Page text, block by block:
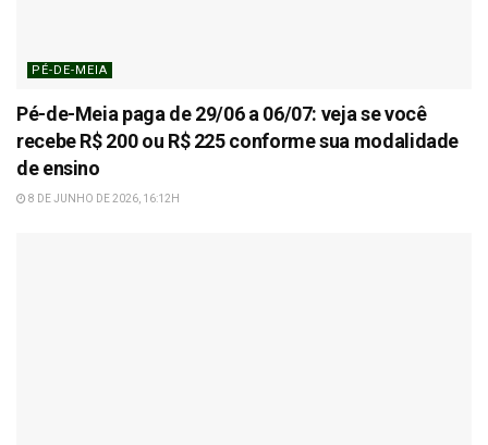
PÉ-DE-MEIA
Pé-de-Meia paga de 29/06 a 06/07: veja se você
recebe R$ 200 ou R$ 225 conforme sua modalidade
de ensino
8 DE JUNHO DE 2026, 16:12H